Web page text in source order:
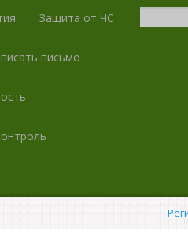
Защита от ЧС
письмо